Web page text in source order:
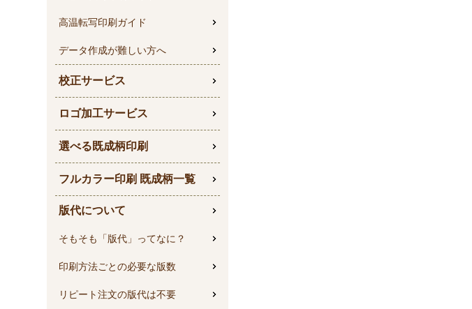
高温転写印刷ガイド
データ作成が難しい方へ
校正サービス
ロゴ加工サービス
選べる既成柄印刷
フルカラー印刷 既成柄一覧
版代について
そもそも「版代」ってなに？
印刷方法ごとの必要な版数
リピート注文の版代は不要